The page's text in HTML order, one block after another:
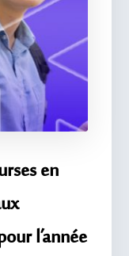
en
l’année